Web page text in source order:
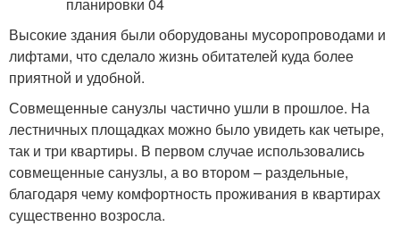
Высокие здания были оборудованы мусоропроводами и
лифтами, что сделало жизнь обитателей куда более
приятной и удобной.
Совмещенные санузлы частично ушли в прошлое. На
лестничных площадках можно было увидеть как четыре,
так и три квартиры. В первом случае использовались
совмещенные санузлы, а во втором – раздельные,
благодаря чему комфортность проживания в квартирах
существенно возросла.